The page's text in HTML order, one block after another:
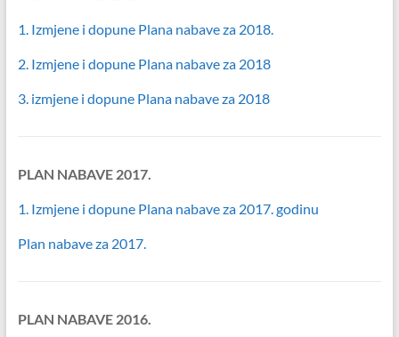
1. Izmjene i dopune Plana nabave za 2018.
2. Izmjene i dopune Plana nabave za 2018
3. izmjene i dopune Plana nabave za 2018
PLAN NABAVE 2017.
1. Izmjene i dopune Plana nabave za 2017. godinu
Plan nabave za 2017.
PLAN NABAVE 2016.